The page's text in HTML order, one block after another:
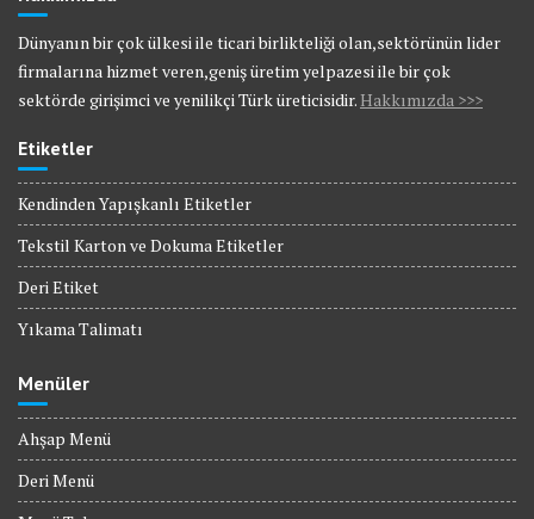
Dünyanın bir çok ülkesi ile ticari birlikteliği olan,sektörünün lider
firmalarına hizmet veren,geniş üretim yelpazesi ile bir çok
sektörde girişimci ve yenilikçi Türk üreticisidir.Hakkımızda >>>
Etiketler
Kendinden Yapışkanlı Etiketler
Tekstil Karton ve Dokuma Etiketler
Deri Etiket
Yıkama Talimatı
Menüler
Ahşap Menü
Deri Menü